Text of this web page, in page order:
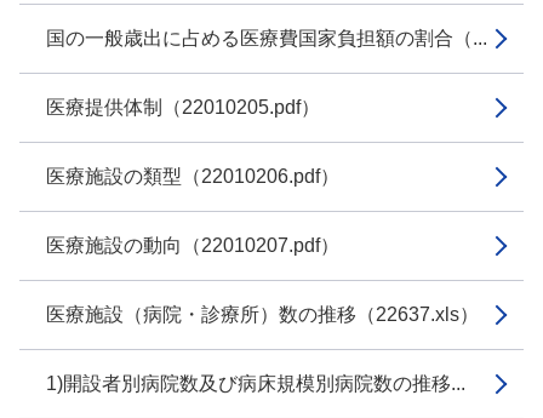
国の一般歳出に占める医療費国家負担額の割合（...
医療提供体制（22010205.pdf）
医療施設の類型（22010206.pdf）
医療施設の動向（22010207.pdf）
医療施設（病院・診療所）数の推移（22637.xls）
1)開設者別病院数及び病床規模別病院数の推移...